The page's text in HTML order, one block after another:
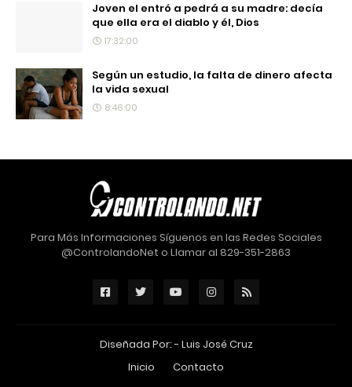
Joven el entró a pedrá a su madre: decía
que ella era el diablo y él, Dios
17:32:00
Según un estudio, la falta de dinero afecta
la vida sexual
8:46:00
Para Más Informaciones Síguenos en las Redes Sociales
@ControlandoNet o Llamar al 829-351-2863
Diseñada Por: - Luis José Cruz
Inicio
Contacto